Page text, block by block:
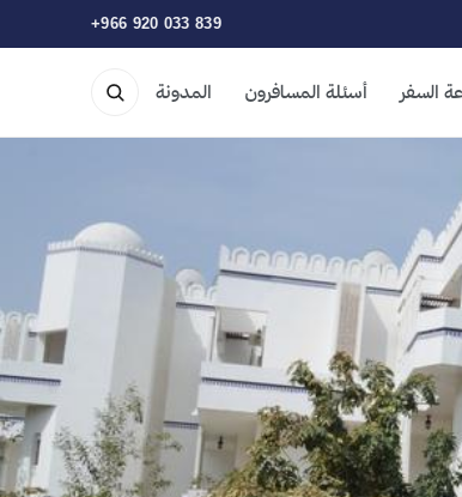
+966 920 033 839
السفر أسئلة المسافرون المدونة